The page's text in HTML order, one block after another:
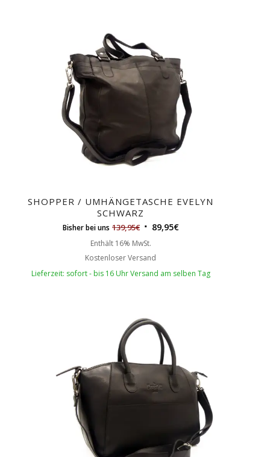
SHOPPER / UMHÄNGETASCHE EVELYN
SCHWARZ
Bisher bei uns 139,95€ 89,95€
Enthält 16% MwSt.
Kostenloser Versand
Lieferzeit: sofort - bis 16 Uhr Versand am selben Tag